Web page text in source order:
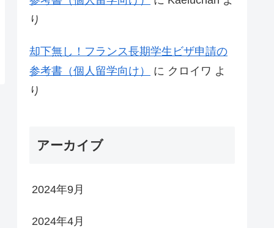
り
却下無し！フランス長期学生ビザ申請の
参考書（個人留学向け）
に クロイワ よ
り
アーカイブ
2024年9月
2024年4月